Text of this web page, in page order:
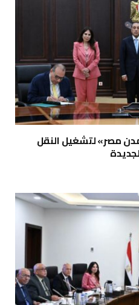
مصر» لتشغيل النقل